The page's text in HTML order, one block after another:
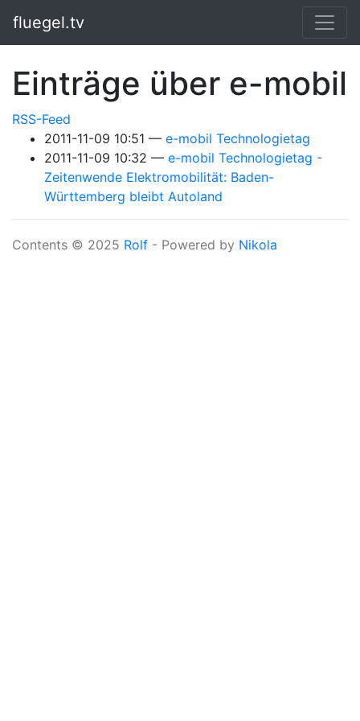
fluegel.tv
Einträge über e-mobil
RSS-Feed
2011-11-09 10:51
e-mobil Technologietag
2011-11-09 10:32
e-mobil Technologietag -
Zeitenwende Elektromobilität: Baden-
Württemberg bleibt Autoland
Contents © 2025 Rolf - Powered by Nikola